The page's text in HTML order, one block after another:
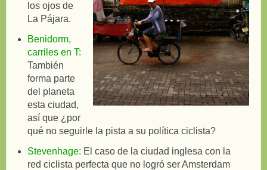
los ojos de
La Pájara.
Benidorm,
carriles en T:
También
forma parte
del planeta
esta ciudad,
así que ¿por
qué no seguirle la pista a su política ciclista?
Stevenhage: El caso de la ciudad inglesa con la
red ciclista perfecta que no logró ser Amsterdam